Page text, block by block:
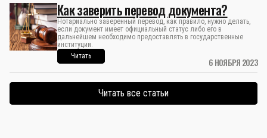
6 НОЯБРЯ 2023
Как заверить перевод документа?
Нотариально заверенный перевод, как правило, нужно делать,
если документ имеет официальный статус либо его в
дальнейшем необходимо предоставлять в государственные
институции.
Читать
Читать все статьи